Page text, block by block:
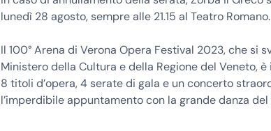
lunedì 28 agosto, sempre alle 21.15 al Teatro Romano.
Il 100° Arena di Verona Opera Festival 2023, che si
Ministero della Cultura e della Regione del Veneto,
8 titoli d’opera, 4 serate di gala e un concerto
l’imperdibile appuntamento con la grande danza